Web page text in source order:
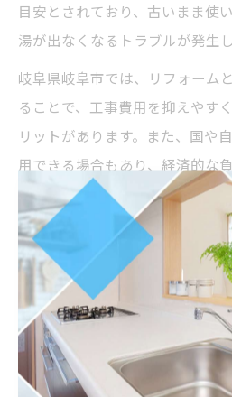
目安とされており、古いまま使
湯が出なくなるトラブルが発生
岐阜県岐阜市では、リフォーム
ることで、工事費用を抑えやす
リットがあります。また、国や
用できる場合もあり、経済的な
ポイントです。
給湯器交換を業者に依頼する際
容、アフターサービスの有無を
利用者からは、「リフォームと
ことで、安心して快適に過ごせ
た声が多く聞かれます。